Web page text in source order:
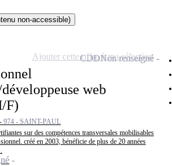
non-accessible)
web
F)
974 - SAINT-PAUL
sur des compétences transversales mobilisables
créé en 2003, bénéficie de plus de 20 années
CDDNon renseigné
Ajouter cette offre à ma sélection